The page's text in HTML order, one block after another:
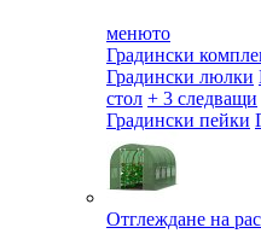
менюто
Градински
Градински люлки
стол + 3 следващи
Градински пейки
Отглеждане на